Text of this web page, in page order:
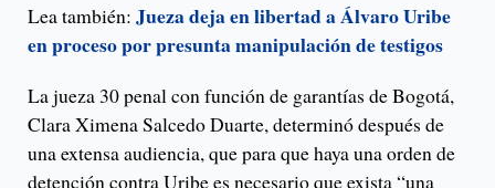
Lea también: Jueza deja en libertad a Álvaro Uribe
en proceso por presunta manipulación de testigos
La jueza 30 penal con función de garantías de Bogotá,
Clara Ximena Salcedo Duarte, determinó después de
una extensa audiencia, que para que haya una orden de
detención contra Uribe es necesario que exista “una